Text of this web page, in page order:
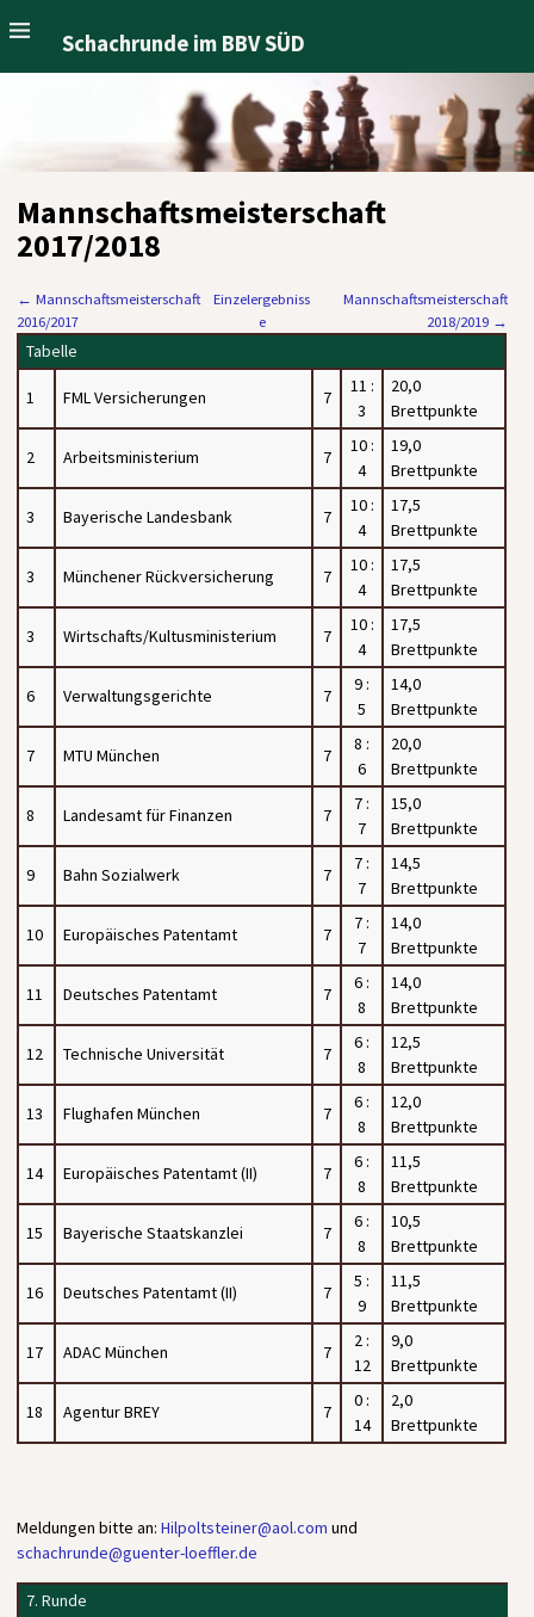
Schachrunde im BBV SÜD
Mannschaftsmeisterschaft
2017/2018
← Mannschaftsmeisterschaft
2016/2017
Mannschaftsmeisterschaft
2018/2019 →
Einzelergebniss
e
Tabelle
1 FML Versicherungen 7
11 :
3
20,0
Brettpunkte
2 Arbeitsministerium 7
10 :
4
19,0
Brettpunkte
3 Bayerische Landesbank 7
10 :
4
17,5
Brettpunkte
3 Münchener Rückversicherung 7
10 :
4
17,5
Brettpunkte
3 Wirtschafts/Kultusministerium 7
10 :
4
17,5
Brettpunkte
6 Verwaltungsgerichte 7
9 :
5
14,0
Brettpunkte
7 MTU München 7
8 :
6
20,0
Brettpunkte
8 Landesamt für Finanzen 7
7 :
7
15,0
Brettpunkte
9 Bahn Sozialwerk 7
7 :
7
14,5
Brettpunkte
10 Europäisches Patentamt 7
7 :
7
14,0
Brettpunkte
11 Deutsches Patentamt 7
6 :
8
14,0
Brettpunkte
12 Technische Universität 7
6 :
8
12,5
Brettpunkte
13 Flughafen München 7
6 :
8
12,0
Brettpunkte
14 Europäisches Patentamt (II) 7
6 :
8
11,5
Brettpunkte
15 Bayerische Staatskanzlei 7
6 :
8
10,5
Brettpunkte
16 Deutsches Patentamt (II) 7
5 :
9
11,5
Brettpunkte
17 ADAC München 7
2 :
12
9,0
Brettpunkte
18 Agentur BREY 7
0 :
14
2,0
Brettpunkte
Meldungen bitte an: Hilpoltsteiner@aol.com und
schachrunde@guenter-loeffler.de
7. Runde